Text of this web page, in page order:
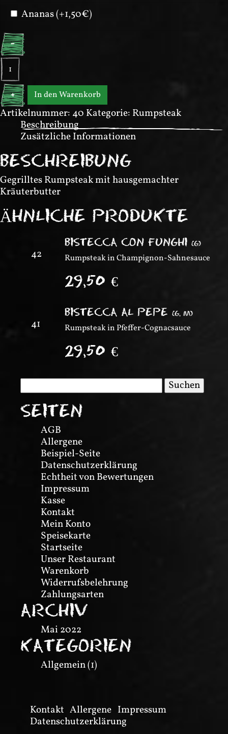
Ananas (+1,50€)
-
Bistecca
alla
griglia
Menge
+ In den Warenkorb
Artikelnummer: 40 Kategorie: Rumpsteak
Beschreibung
Zusätzliche Informationen
BESCHREIBUNG
Gegrilltes Rumpsteak mit hausgemachter
Kräuterbutter
ÄHNLICHE PRODUKTE
42
BISTECCA CON FUNGHI (G)
Rumpsteak in Champignon-Sahnesauce
29,50 €
41
BISTECCA AL PEPE (G, M)
Rumpsteak in Pfeffer-Cognacsauce
29,50 €
nach:
SEITEN
AGB
Allergene
Beispiel-Seite
Datenschutzerklärung
Echtheit von Bewertungen
Impressum
Kasse
Kontakt
Mein Konto
Speisekarte
Startseite
Unser Restaurant
Warenkorb
Widerrufsbelehrung
Zahlungsarten
ARCHIV
Mai 2022
KATEGORIEN
Allgemein(1)
Kontakt Allergene Impressum
Datenschutzerklärung